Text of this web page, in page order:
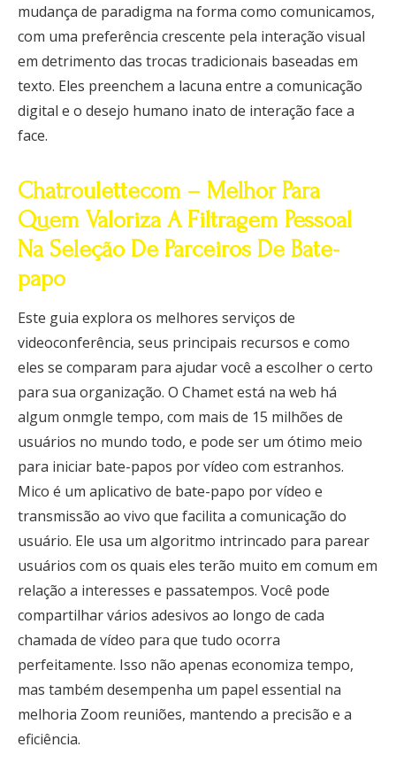
mudança de paradigma na forma como comunicamos,
com uma preferência crescente pela interação visual
em detrimento das trocas tradicionais baseadas em
texto. Eles preenchem a lacuna entre a comunicação
digital e o desejo humano inato de interação face a
face.
Chatroulettecom – Melhor Para
Quem Valoriza A Filtragem Pessoal
Na Seleção De Parceiros De Bate-
papo
Este guia explora os melhores serviços de
videoconferência, seus principais recursos e como
eles se comparam para ajudar você a escolher o certo
para sua organização. O Chamet está na web há
algum onmgle tempo, com mais de 15 milhões de
usuários no mundo todo, e pode ser um ótimo meio
para iniciar bate-papos por vídeo com estranhos.
Mico é um aplicativo de bate-papo por vídeo e
transmissão ao vivo que facilita a comunicação do
usuário. Ele usa um algoritmo intrincado para parear
usuários com os quais eles terão muito em comum em
relação a interesses e passatempos. Você pode
compartilhar vários adesivos ao longo de cada
chamada de vídeo para que tudo ocorra
perfeitamente. Isso não apenas economiza tempo,
mas também desempenha um papel essential na
melhoria Zoom reuniões, mantendo a precisão e a
eficiência.